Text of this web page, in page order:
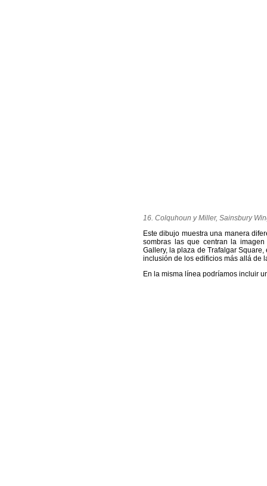
16. Colquhoun y Miller, Sainsbury
Este dibujo muestra una manera
sombras las que centran la
Gallery, la plaza de Trafalgar
inclusión de los edificios más allá de
En la misma línea podríamos incluir